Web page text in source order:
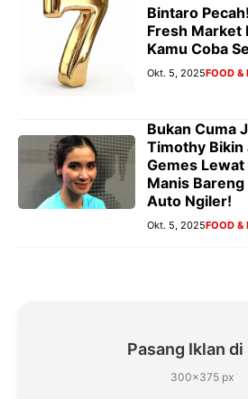
Bintaro
Fresh Market
Kamu Coba
Okt. 5, 2025FOOD &
Bukan Cuma
Timothy Bikin
Gemes
Manis
Auto Ngiler!
Okt. 5, 2025FOOD &
Pasang Iklan di
300×375 px